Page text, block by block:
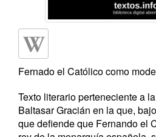
Fernado el Católico como
Texto literario perteneciente a
Baltasar Gracián en la que,
que defiende que Fernando el